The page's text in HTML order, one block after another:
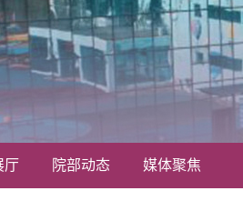
厅 院部动态 媒体聚焦